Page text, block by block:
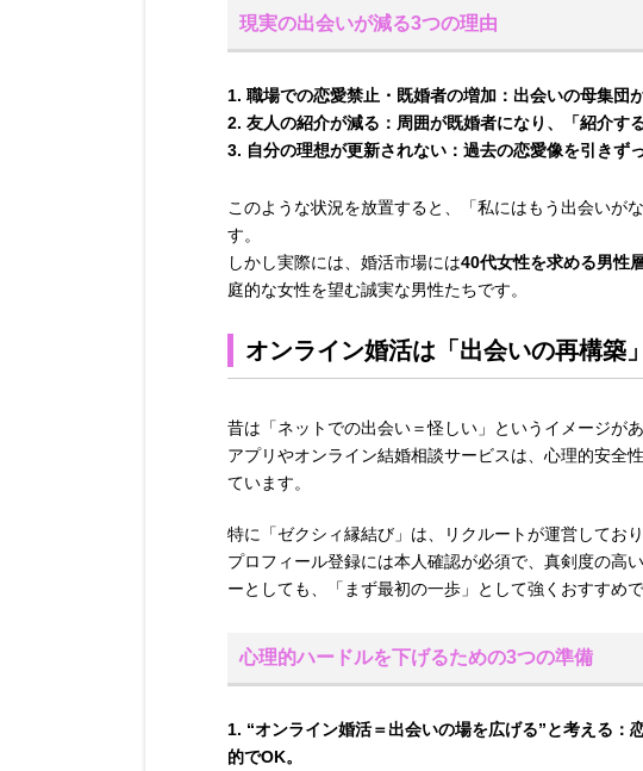
現実の出会いが減る3つの理由
職場での恋愛禁止・既婚者の増加： 出会いの母集団
友人の紹介が減る： 周囲が既婚者になり、「紹介す
自分の理想が更新されない：過去の恋愛像を引きず
このような状況を放置すると、「私にはもう出会いが
す。
しかし実際には、婚活市場には40代女性を求める男性
庭的な女性を望む誠実な男性たちです。
オンライン婚活は「出会いの再構築
昔は「ネットでの出会い＝怪しい」というイメージが
アプリやオンライン結婚相談サービスは、心理的安全
ています。
特に「ゼクシィ縁結び」は、リクルートが運営してお
プロフィール登録には本人確認が必須で、真剣度の高
ーとしても、「まず最初の一歩」として強くおすすめ
心理的ハードルを下げるための3つの準備
“オンライン婚活＝出会いの場を広げる”と考える：
的でOK。